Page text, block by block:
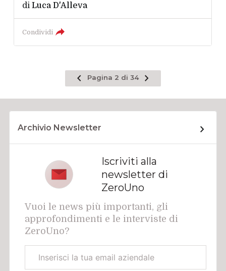
diLuca D'Alleva
Condividi
Pagina
precedente
Pagina 2 di 34
Pagina
successiva
Archivio Newsletter
Iscriviti alla
newsletter di
ZeroUno
Vuoi le news più importanti, gli
approfondimenti e le interviste di
ZeroUno?
aziendale